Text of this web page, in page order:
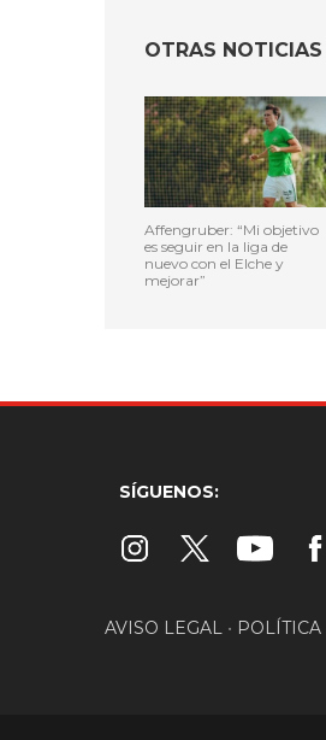
OTRAS NOTICIAS
Affengruber: “Mi objetivo
es seguir en la liga de
nuevo con el Elche y
mejorar”
SÍGUENOS:
AVISO LEGAL •